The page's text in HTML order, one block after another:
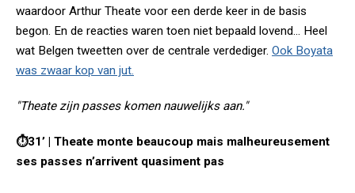
waardoor Arthur Theate voor een derde keer in de basis
begon. En de reacties waren toen niet bepaald lovend... Heel
wat Belgen tweetten over de centrale verdediger. Ook Boyata
was zwaar kop van jut.
"Theate zijn passes komen nauwelijks aan."
⏱31’ | Theate monte beaucoup mais malheureusement
ses passes n’arrivent quasiment pas